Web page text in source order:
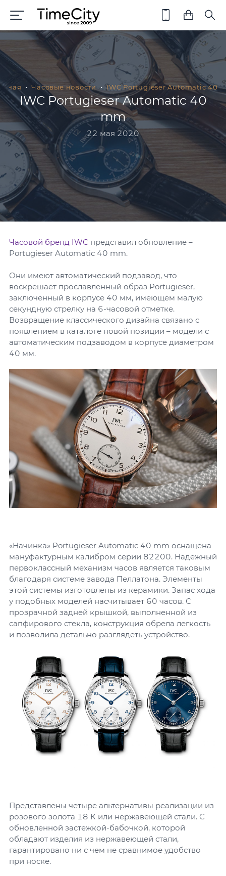
Часовые новости IWC Portugieser Automatic 40
IWC Portugieser Automatic 40
mm
22 мая 2020
Часовой бренд IWC представил обновление –
Portugieser Automatic 40 mm.
Они имеют автоматический подзавод, что
воскрешает прославленный образ Portugieser,
заключенный в корпусе 40 мм, имеющем малую
секундную стрелку на 6-часовой отметке.
Возвращение классического дизайна связано с
появлением в каталоге новой позиции – модели с
автоматическим подзаводом в корпусе диаметром
40 мм.
«Начинка» Portugieser Automatic 40 mm оснащена
мануфактурным калибром серии 82200. Надежный
первоклассный механизм часов является таковым
благодаря системе завода Пеллатона. Элементы
этой системы изготовлены из керамики. Запас хода
у подобных моделей насчитывает 60 часов. С
прозрачной задней крышкой, выполненной из
сапфирового стекла, конструкция обрела легкость
и позволила детально разглядеть устройство.
Представлены четыре альтернативы реализации из
розового золота 18 К или нержавеющей стали. С
обновленной застежкой-бабочкой, которой
обладают изделия из нержавеющей стали,
гарантировано ни с чем не сравнимое удобство
при носке.